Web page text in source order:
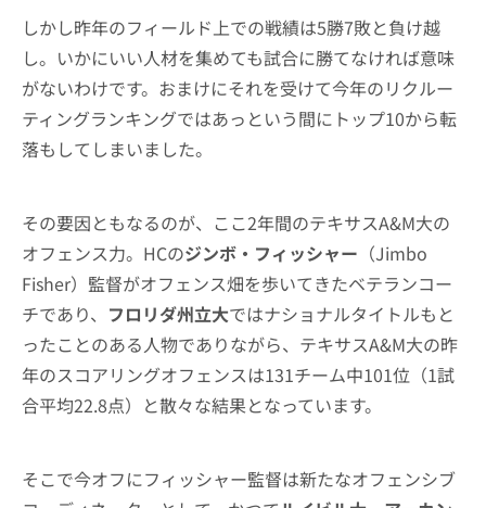
しかし昨年のフィールド上での戦績は5勝7敗と負け越
し。いかにいい人材を集めても試合に勝てなければ意味
がないわけです。おまけにそれを受けて今年のリクルー
ティングランキングではあっという間にトップ10から転
落もしてしまいました。
その要因ともなるのが、ここ2年間のテキサスA&M大の
オフェンス力。HCのジンボ・フィッシャー （Jimbo
Fisher）監督がオフェンス畑を歩いてきたベテランコー
チであり、 フロリダ州立大ではナショナルタイトルもと
ったことのある人物でありながら、テキサスA&M大の昨
年のスコアリングオフェンスは131チーム中101位（1試
合平均22.8点）と散々な結果となっています。
そこで今オフにフィッシャー監督は新たなオフェンシブ